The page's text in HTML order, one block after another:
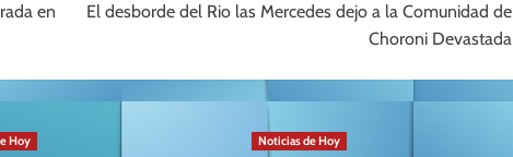
en
El desborde del Rio las Mercedes dejo a la Comunidad de
Choroni Devastada
Hoy Noticias de Hoy